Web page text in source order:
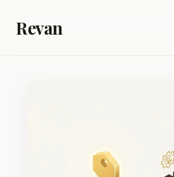
Revan